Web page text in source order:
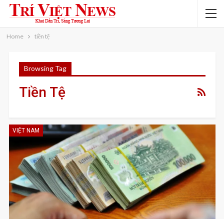
Home tiền tệ
Browsing Tag
Tiền Tệ
VIỆT NAM